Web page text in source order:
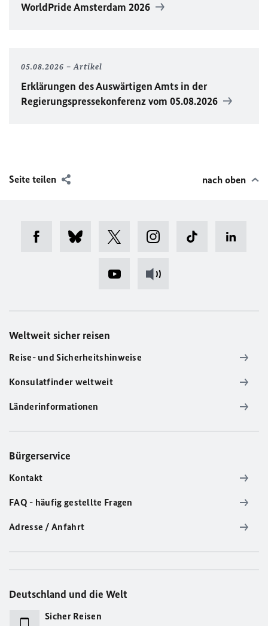
WorldPrideAmsterdam 2026
05.08.2026 Artikel
Erklärungen des Auswärtigen Amts in der
Regierungspressekonferenz vom 05.08.2026
Seite teilen nach oben
Weltweit sicher reisen
Reise- und Sicherheitshinweise
Konsulatfinder weltweit
Länderinformationen
Bürgerservice
Kontakt
FAQ - häufig gestellte Fragen
Adresse / Anfahrt
Deutschland und die Welt
Sicher Reisen